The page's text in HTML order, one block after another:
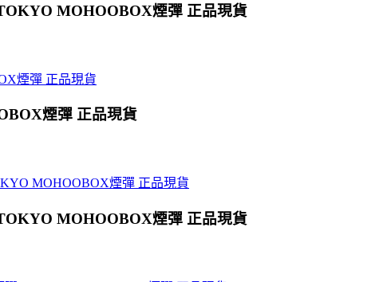
MOHOOBOX煙彈 正品現貨
煙彈 正品現貨
MOHOOBOX煙彈 正品現貨